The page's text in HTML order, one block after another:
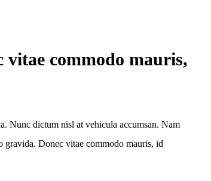
commodo mauris,
Nunc dictum nisl at vehicula accumsan. Nam
gravida. Donec vitae commodo mauris, id